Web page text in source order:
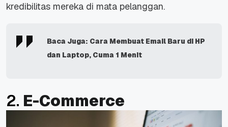
kredibilitas mereka di mata pelanggan.
Baca Juga: Cara Membuat Email Baru di HP
dan Laptop, Cuma 1 Menit
2. E-Commerce